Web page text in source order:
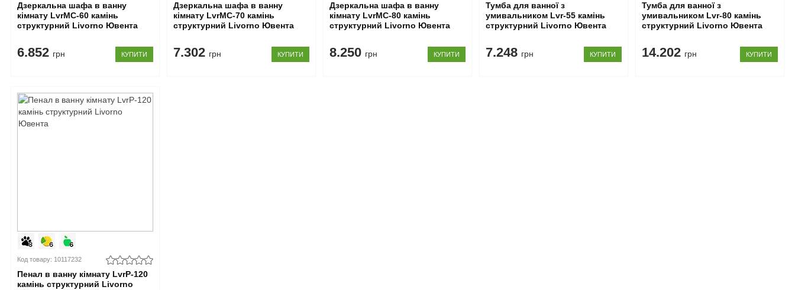
Дзеркальна шафа в ванну
кімнату LvrMC-60 камінь
структурний Livorno Ювента
6.852 грн КУПИТИ
Дзеркальна шафа в ванну
кімнату LvrMC-70 камінь
структурний Livorno Ювента
7.302 грн КУПИТИ
Дзеркальна шафа в ванну
кімнату LvrMC-80 камінь
структурний Livorno Ювента
8.250 грн КУПИТИ
Тумба для ванної з
умивальником Lvr-55 камінь
структурний Livorno Ювента
7.248 грн КУПИТИ
Тумба для ванної з
умивальником Lvr-80 камінь
структурний Livorno Ювента
14.202 грн КУПИТИ
Код товару: 10117232
Пенал в ванну кімнату LvrP-120
камінь структурний Livorno